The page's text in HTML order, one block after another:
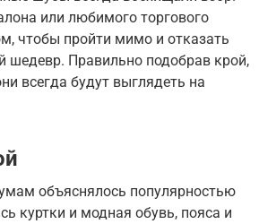
или любимого торгового
чтобы пройти мимо и отказать
шедевр. Правильно подобрав крой,
всегда будут выглядеть на
объяснялось популярностью
куртки и модная обувь, пояса и